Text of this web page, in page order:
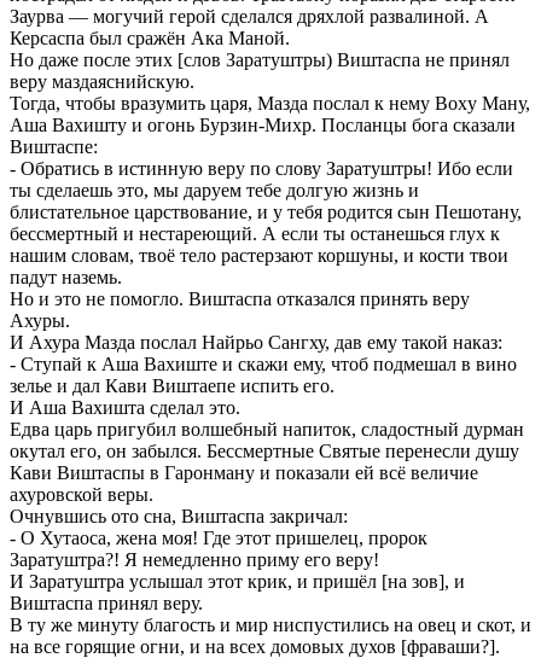
Заурва — могучий герой сделался дряхлой развалиной. А
Керсаспа был сражён Ака Маной.
Но даже после этих [слов Заратуштры) Виштаспа не принял
веру маздаяснийскую.
Тогда, чтобы вразумить царя, Мазда послал к нему Boxy Ману,
Аша Вахишту и огонь Бурзин-Михр. Посланцы бога сказали
Виштаспе:
- Обратись в истинную веру по слову Заратуштры! Ибо если
ты сделаешь это, мы даруем тебе долгую жизнь и
блистательное царствование, и у тебя родится сын Пешотану,
бессмертный и нестареющий. А если ты останешься глух к
нашим словам, твоё тело растерзают коршуны, и кости твои
падут наземь.
Но и это не помогло. Виштаспа отказался принять веру
Ахуры.
И Ахура Мазда послал Найрьо Сангху, дав ему такой наказ:
- Ступай к Аша Вахиште и скажи ему, чтоб подмешал в вино
зелье и дал Кави Виштаепе испить его.
И Аша Вахишта сделал это.
Едва царь пригубил волшебный напиток, сладостный дурман
окутал его, он забылся. Бессмертные Святые перенесли душу
Кави Виштаспы в Гаронману и показали ей всё величие
ахуровской веры.
Очнувшись ото сна, Виштаспа закричал:
- О Хутаоса, жена моя! Где этот пришелец, пророк
Заратуштра?! Я немедленно приму его веру!
И Заратуштра услышал этот крик, и пришёл [на зов], и
Виштаспа принял веру.
В ту же минуту благость и мир ниспустились на овец и скот, и
на все горящие огни, и на всех домовых духов [фраваши?].